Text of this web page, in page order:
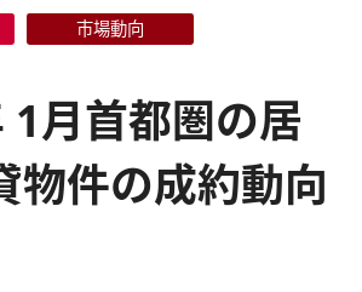
事業所・グループ会社
沿革
サステナビリティ
調査データ
ランキング
消費者向け不動産情報サービス
不動産業務支援サービス
キャリア採用情報
障がい者採用情報
市場動向
月首都圏の居
物件の成約動向